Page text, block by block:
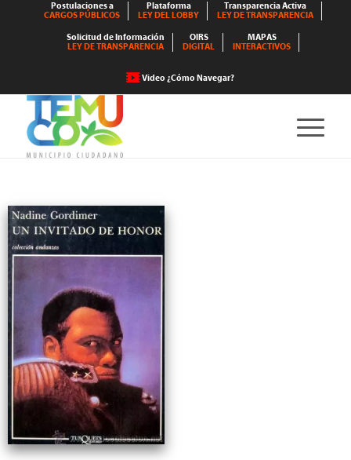
Postulaciones a
CARGOS PÚBLICOS
Plataforma
LEY DEL LOBBY
Transparencia Activa
LEY DE TRANSPARENCIA
Solicitud de Información
LEY DE TRANSPARENCIA
OIRS
DIGITAL
MAPAS
INTERACTIVOS
Video ¿Cómo Navegar?